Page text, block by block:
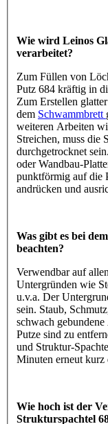
Wie wird Leinos
verarbeitet?
Zum Füllen von
Putz 684 kräftig in
Zum Erstellen
dem Schwammbrett
weiteren Arbeiten
Streichen, muss die
durchgetrocknet
oder Wandbau-
punktförmig auf die
andrücken und
Was gibt es bei
beachten?
Verwendbar auf
Untergründen wie
u.v.a. Der
sein. Staub,
schwach
Putze sind zu
und Struktur-
Minuten erneut kurz
Wie hoch ist der
Strukturspachtel